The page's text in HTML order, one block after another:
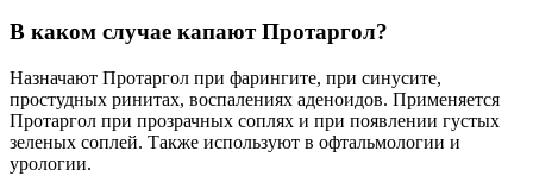
В каком случае капают Протаргол?
Назначают Протаргол при фарингите, при синусите,
простудных ринитах, воспалениях аденоидов. Применяется
Протаргол при прозрачных соплях и при появлении густых
зеленых соплей. Также используют в офтальмологии и
урологии.